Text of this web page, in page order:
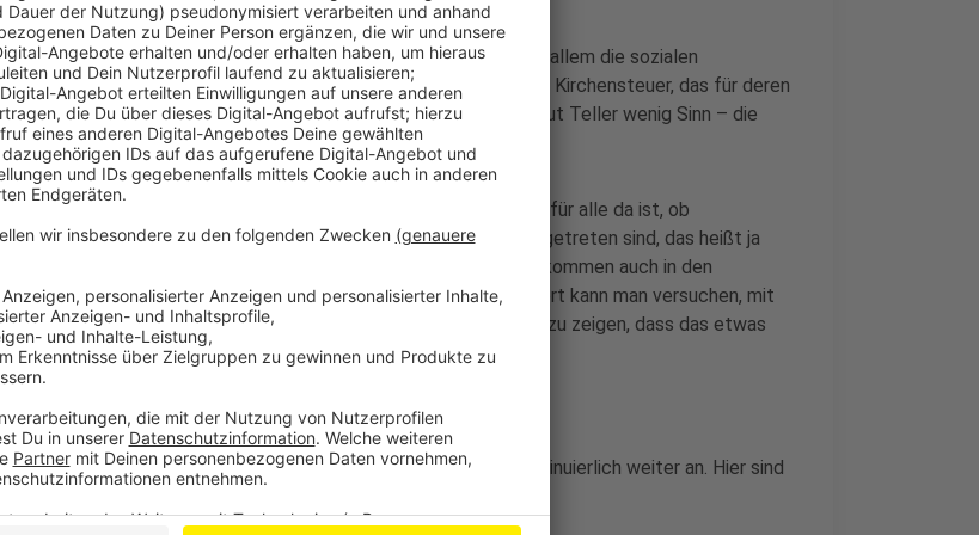
Stadt-Dechant Heinz-Peter Teller bedauert die Entwicklung. Vor allem die sozialen
Einrichtungen der Kirche würden darunter leiden, weil Geld aus der Kirchensteuer, das für deren
Arbeit notwendig ist, ausbleibt. Große mediale Aktionen hätten laut Teller wenig Sinn – die
Gegenmaßnahmen müssten vom Einzelnen in der Kirche kommen:
Die beste Art ist, wenn man als Seelsorger seinen Dienst tut, für alle da ist, ob
ausgetreten oder nicht. Es sind ja viele, die aus der Kirche ausgetreten sind, das heißt ja
aber nicht, dass sie ihren Glauben verloren haben, sondern sie kommen auch in den
Gottesdienst oder tauchen bei Beerdigung und Taufen auf. Dort kann man versuchen, mit
Herzen für die Leute da zu sein und den Glauben zu leben und zu zeigen, dass das etwas
wertvolles ist.
Auch in der evangelischen Kirche steigen die Austrittszahlen kontinuierlich weiter an. Hier sind